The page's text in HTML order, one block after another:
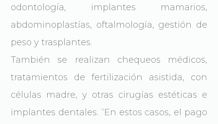
odontología, implantes mamarios,
abdominoplastías, oftalmología, gestión de
peso y trasplantes.
También se realizan chequeos médicos,
tratamientos de fertilización asistida, con
células madre, y otras cirugías estéticas e
implantes dentales. “En estos casos, el pago